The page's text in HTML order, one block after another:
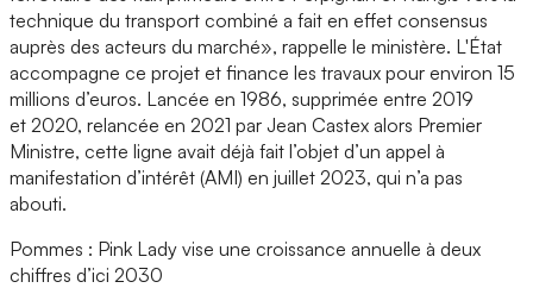
technique du transport combiné a fait en effet consensus
auprès des acteurs du marché», rappelle le ministère. L'État
accompagne ce projet et finance les travaux pour environ 15
millions d’euros. Lancée en 1986, supprimée entre 2019
et 2020, relancée en 2021 par Jean Castex alors Premier
Ministre, cette ligne avait déjà fait l’objet d’un appel à
manifestation d’intérêt (AMI) en juillet 2023, qui n’a pas
abouti.
Pommes : Pink Lady vise une croissance annuelle à deux
chiffres d’ici 2030